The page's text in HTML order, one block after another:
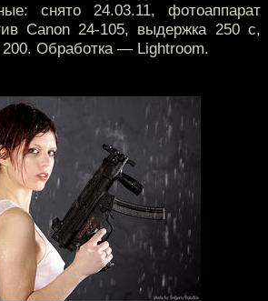
снято 24.03.11, фотоаппарат
Canon 24-105, выдержка 250 с,
Обработка — Lightroom.